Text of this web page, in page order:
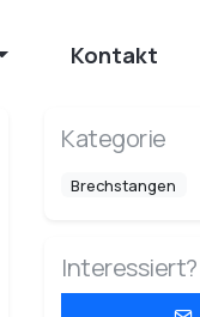
Kontakt
Kategorie
Brechstangen
Interessiert?